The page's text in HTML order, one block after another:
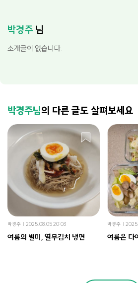
박경주 님
소개글이 없습니다.
박경주님의 다른 글도 살펴보세요
박경주 2025.08.05 20:03
여름의 별미, 열무김치 냉면
박경주
여름은 다